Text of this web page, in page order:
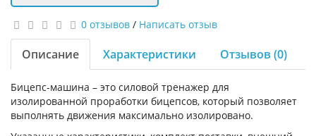
0 отзывов / Написать отзыв
Описание Характеристики Отзывов (0)
Бицепс-машина – это силовой тренажер для
изолированной проработки бицепсов, который позволяет
выполнять движения максимально изолировано.